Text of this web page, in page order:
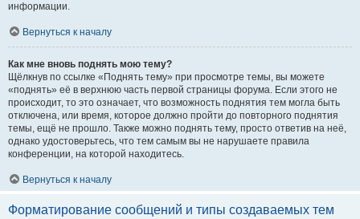
информации.
Вернуться к началу
Как мне вновь поднять мою тему?
Щёлкнув по ссылке «Поднять тему» при просмотре темы, вы можете
«поднять» её в верхнюю часть первой страницы форума. Если этого не
происходит, то это означает, что возможность поднятия тем могла быть
отключена, или время, которое должно пройти до повторного поднятия
темы, ещё не прошло. Также можно поднять тему, просто ответив на неё,
однако удостоверьтесь, что тем самым вы не нарушаете правила
конференции, на которой находитесь.
Вернуться к началу
Форматирование сообщений и типы создаваемых тем